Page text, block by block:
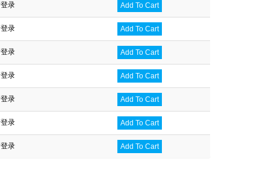
录 Add To Cart
录 Add To Cart
录 Add To Cart
录 Add To Cart
录 Add To Cart
录 Add To Cart
录 Add To Cart